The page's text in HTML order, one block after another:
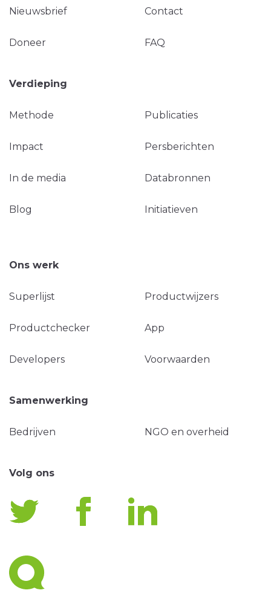
Nieuwsbrief Contact
Doneer FAQ
Verdieping
Methode Publicaties
Impact Persberichten
In de media Databronnen
Blog Initiatieven
Ons werk
Superlijst Productwijzers
Productchecker App
Developers Voorwaarden
Samenwerking
Bedrijven NGO en overheid
Volg ons